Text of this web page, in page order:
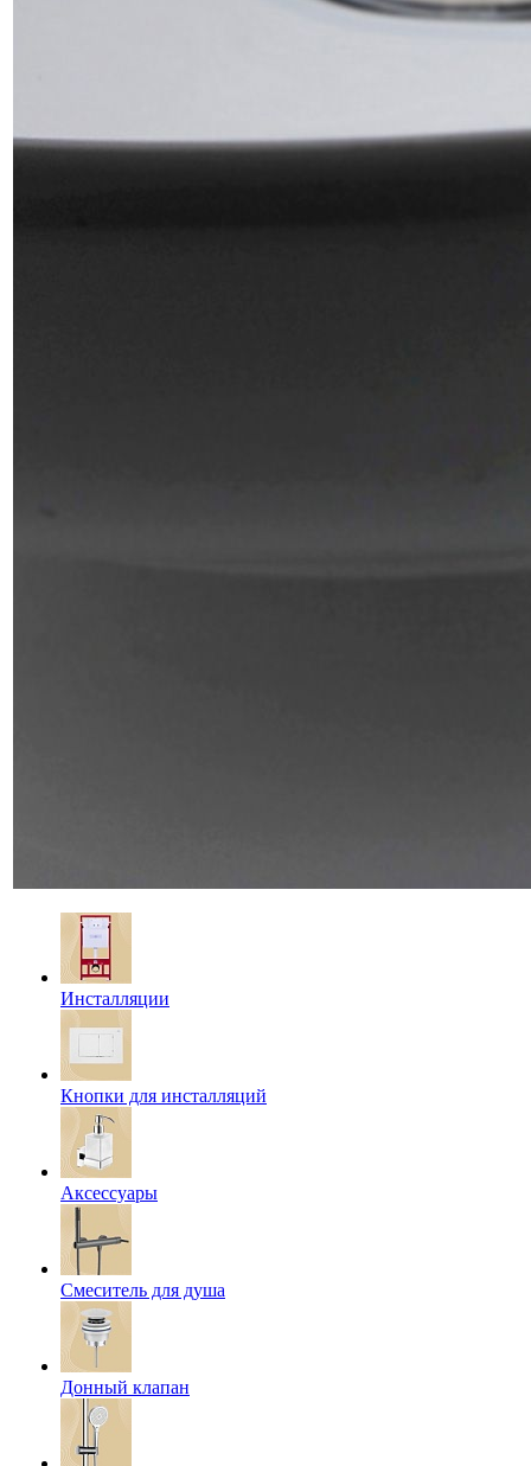
Инсталляции
Кнопки для инсталляций
Аксессуары
Смеситель для душа
Донный клапан